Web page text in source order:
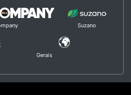
Suzano
Gerais